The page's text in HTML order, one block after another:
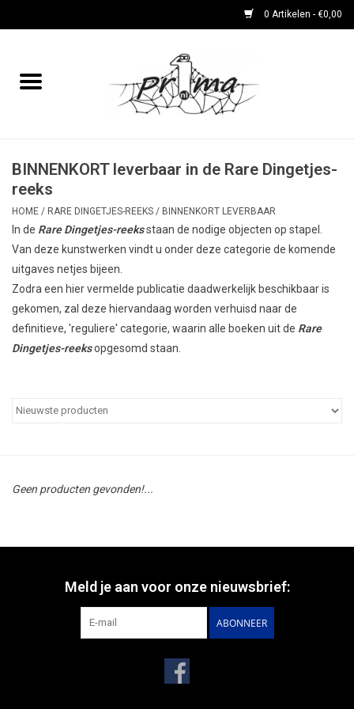
0 Artikelen - €0,00
Home
DVD's en CD's
periodieken
Rare Dingetjes-reeks
Bemoste Beeld-prijswinnaars
BINNENKORT leverbaar in de Rare Dingetjes-
reeks
HOME / RARE DINGETJES-REEKS / BINNENKORT LEVERBAAR
In de RareDingetjes-reeksstaan de nodige objecten op stapel.
Van deze kunstwerken vindt u onder deze categorie de komende
uitgaves netjes bijeen.
Zodra een hier vermelde publicatie daadwerkelijk beschikbaar is
gekomen, zal deze hiervandaag worden verhuisd naar de
definitieve, 'reguliere' categorie, waarin alle boeken uit de Rare
Dingetjes-reeksopgesomd staan.
Geen producten gevonden!...
Meld je aan voor onze nieuwsbrief:
ABONNEER